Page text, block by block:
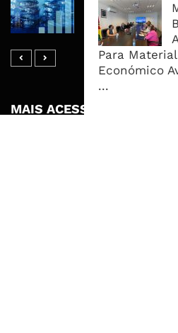
Para
Económico
...
PIB e Pressão
MAIS ACESSADOS